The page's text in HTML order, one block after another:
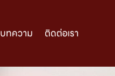
บทความ ติดต่อเรา